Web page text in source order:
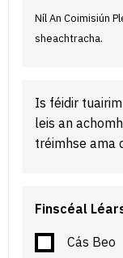
Níl An Coimisiún
sheachtracha.
Is féidir
leis an
tréimhse ama
Finscéal
Cás Beo